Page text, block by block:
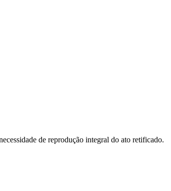
de reprodução integral do ato retificado.